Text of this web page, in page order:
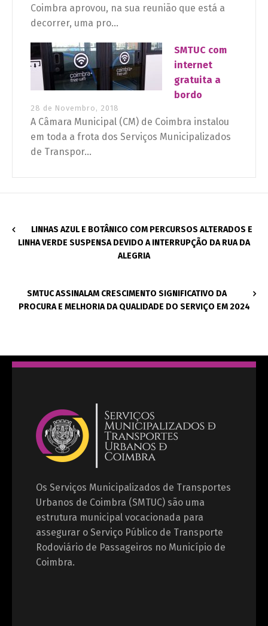
Coimbra aprovou, na sua reunião que está a
decorrer, uma pro...
SMTUC com
internet
gratuita a
bordo
28 de Novembro, 2018
A Câmara Municipal (CM) de Coimbra instalou
em toda a frota dos Serviços Municipalizados
de Transpor...
LINHAS AZUL E BOTÂNICO COM PERCURSOS ALTERADOS E
LINHA VERDE SUSPENSA DEVIDO A INTERRUPÇÃO DA RUA DA
ALEGRIA
SMTUC ASSINALAM CRESCIMENTO SIGNIFICATIVO DA
PROCURA E MELHORIA DA QUALIDADE DO SERVIÇO EM 2024
Os Serviços Municipalizados de Transportes
Urbanos de Coimbra (SMTUC) são uma
estrutura municipal vocacionada para
assegurar o Serviço Público de Transporte
Rodoviário de Passageiros no Município de
Coimbra.